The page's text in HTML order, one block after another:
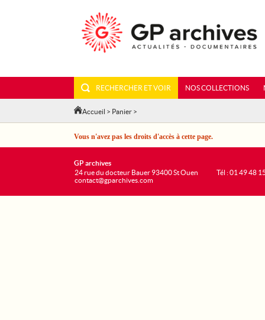
RECHERCHER ET VOIR NOS COLLECTIONS
Accueil > Panier >
Vous n'avez pas les droits d'accès à cette page.
GP archives
24 rue du docteur Bauer 93400 St Ouen
contact@gparchives.com
Tél : 01 49 48